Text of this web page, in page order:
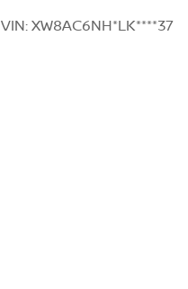
VIN: XW8AC6NH*LK****37